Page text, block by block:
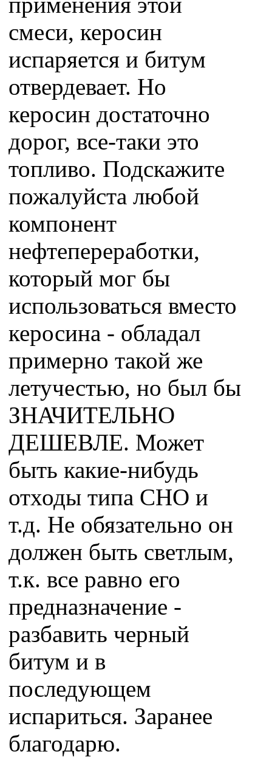
смеси, керосин
испаряется и битум
отвердевает. Но
керосин достаточно
дорог, все-таки это
топливо. Подскажите
пожалуйста любой
компонент
нефтепереработки,
который мог бы
использоваться вместо
керосина - обладал
примерно такой же
летучестью, но был бы
ЗНАЧИТЕЛЬНО
ДЕШЕВЛЕ. Может
быть какие-нибудь
отходы типа СНО и
т.д. Не обязательно он
должен быть светлым,
т.к. все равно его
предназначение -
разбавить черный
битум и в
последующем
испариться. Заранее
благодарю.